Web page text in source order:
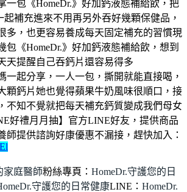
一包《HomeDr.》好加鈣液態補給飲，把
補充進來不用再另外吞好幾顆保健品，
多，也更容易養成每天固定補充的習慣現
包《HomeDr.》好加鈣液態補給飲，想到
天提醒自己吞鈣片還容易得多
一起分享，一人一包，撕開就能直接喝，
顆鈣片她也覺得蘋果牛奶風味很順口，接
不知不覺就把每天補充鈣質變成我們母女
好禮月月抽】官方LINE好友，提供商品
師提供諮詢好康優惠不漏接，趕快加入：
家庭醫師粉絲專頁： HomeDr.守護您的日
守護您的日常健康LINE： HomeDr.